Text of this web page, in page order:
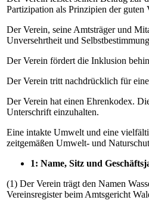
Partizipation als Prinzipien der guten
Der Verein, seine Amtsträger und
Unversehrtheit und
Der Verein fördert die Inklusion
Der Verein tritt nachdrücklich für
Der Verein hat einen Ehrenkodex.
Unterschrift einzuhalten.
Eine intakte Umwelt und eine
zeitgemäßen Umwelt- und
1: Name, Sitz und
(1) Der Verein trägt den Namen
Vereinsregister beim Amtsgericht